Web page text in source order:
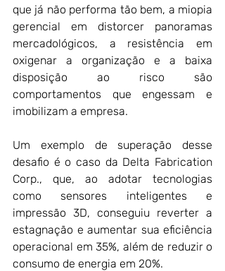
que já não performa tão bem, a miopia
gerencial em distorcer panoramas
mercadológicos, a resistência em
oxigenar a organização e a baixa
disposição ao risco são
comportamentos que engessam e
imobilizam a empresa.
Um exemplo de superação desse
desafio é o caso da Delta Fabrication
Corp., que, ao adotar tecnologias
como sensores inteligentes e
impressão 3D, conseguiu reverter a
estagnação e aumentar sua eficiência
operacional em 35%, além de reduzir o
consumo de energia em 20%.